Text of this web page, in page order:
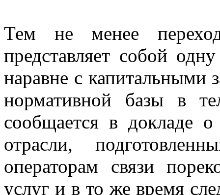
Тем не менее
представляет собой
наравне с капитальными
нормативной базы в
сообщается в докладе
отрасли,
операторам связи
услуг и в то же время